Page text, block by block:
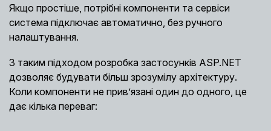
Якщо простіше, потрібні компоненти та сервіси
система підключає автоматично, без ручного
налаштування.
З таким підходом розробка застосунків ASP.NET
дозволяє будувати більш зрозумілу архітектуру.
Коли компоненти не прив’язані один до одного, це
дає кілька переваг: